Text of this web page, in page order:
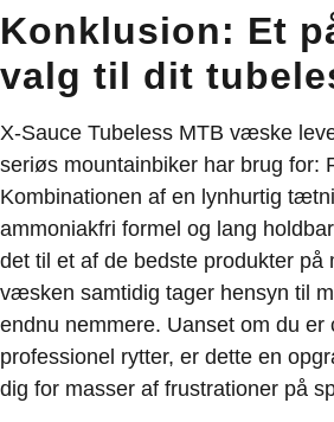
Konklusion: Et
valg til dit
X-Sauce Tubeless MTB væske
seriøs mountainbiker har brug for:
Kombinationen af en lynhurtig
ammoniakfri formel og lang
det til et af de bedste produkter på
væsken samtidig tager hensyn til
endnu nemmere. Uanset om du er
professionel rytter, er dette en
dig for masser af frustrationer på